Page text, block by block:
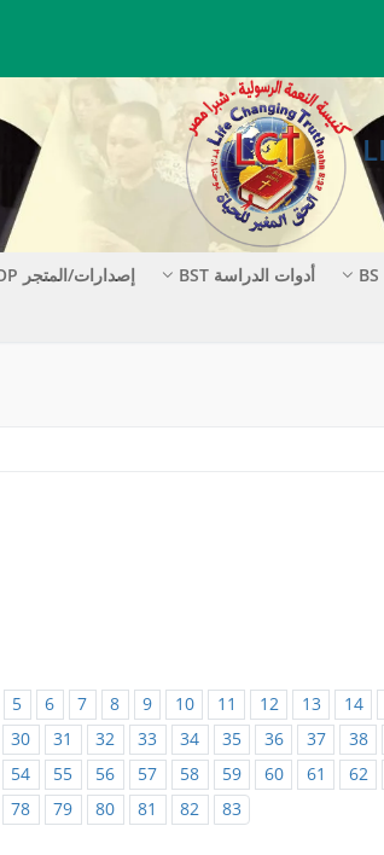
أدوات الدراسة BST إصدارات/المتجر SHOP
5 6 7 8 9 10 11 12 13 14
30 31 32 33 34 35 36 37 38
54 55 56 57 58 59 60 61 62
78 79 80 81 82 83